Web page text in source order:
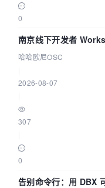
0
南京线下开发者
智能 Agent 应用
哈哈欧尼OSC
2026-08-07
307
0
告别命令行：用 DBX